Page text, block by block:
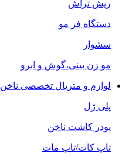
ریش تراش
دستگاه فر مو
سشوار
مو زن بینی،گوش و ابرو
لوازم و متریال تخصصی ناخن
پلی ژل
پودر کاشت ناخن
تاپ کات/تاپ مات